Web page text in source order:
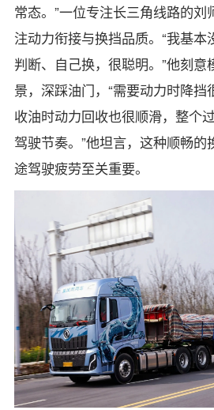
常态。”一位专注长三角线路的刘
注动力衔接与换挡品质。“我基
判断、自己换，很聪明。”他刻意
景，深踩油门，“需要动力时降挡
收油时动力回收也很顺滑，整个
驾驶节奏。”他坦言，这种顺畅
途驾驶疲劳至关重要。